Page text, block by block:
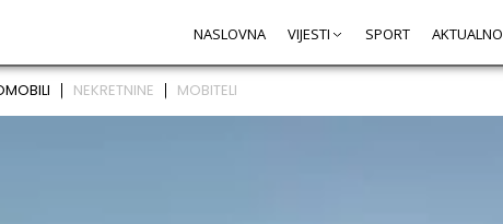
NASLOVNA VIJESTI SPORT AKTUALNO